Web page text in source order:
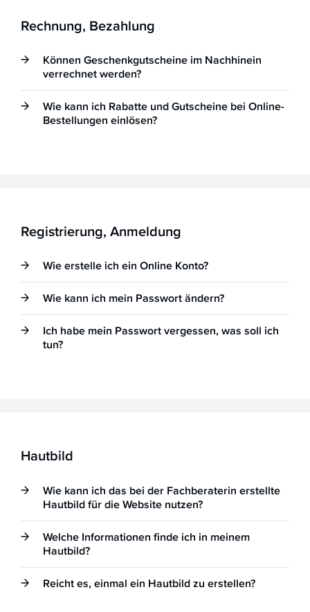
Rechnung, Bezahlung
Können Geschenkgutscheine im Nachhinein
verrechnet werden?
Wie kann ich Rabatte und Gutscheine bei Online-
Bestellungen einlösen?
Registrierung, Anmeldung
Wie erstelle ich ein Online Konto?
Wie kann ich mein Passwort ändern?
Ich habe mein Passwort vergessen, was soll ich
tun?
Hautbild
Wie kann ich das bei der Fachberaterin erstellte
Hautbild für die Website nutzen?
Welche Informationen finde ich in meinem
Hautbild?
Reicht es, einmal ein Hautbild zu erstellen?